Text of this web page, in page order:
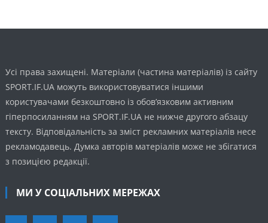
Усі права захищені. Матеріали (частина матеріалів) із сайту
SPORT.IF.UA можуть використовуватися іншими
користувачами безкоштовно із обов’язковим активним
гіперпосиланням на SPORT.IF.UA не нижче другого абзацу
тексту. Відповідальність за зміст рекламних матеріалів несе
рекламодавець. Думка авторів матеріалів може не збігатися
з позицією редакції.
МИ У СОЦІАЛЬНИХ МЕРЕЖАХ